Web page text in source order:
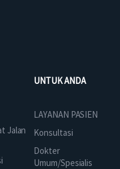
Jalan
UNTUK ANDA
LAYANAN PASIEN
Konsultasi
Dokter
Umum/Spesialis